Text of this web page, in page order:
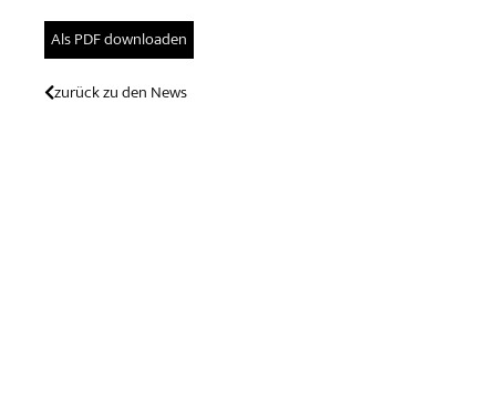
Als PDF downloaden
zurück zu den News